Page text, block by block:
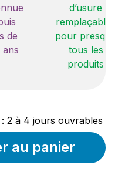
de
ans
d’usure
remplaçables
pour
tous les
produits
2 à 4 jours ouvrables
au panier